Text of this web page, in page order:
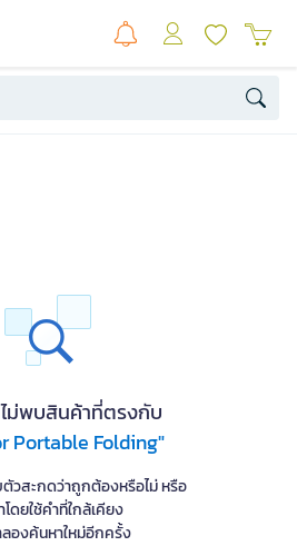
ม่พบสินค้าที่ตรงกับ
Portable Folding"
วสะกดว่าถูกต้องหรือไม่ หรือ
ดยใช้คำที่ใกล้เคียง
องค้นหาใหม่อีกครั้ง